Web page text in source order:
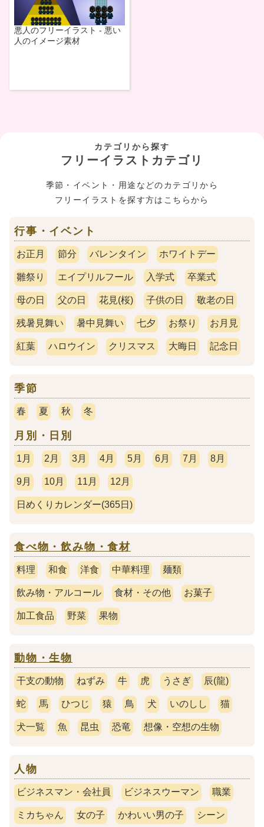
悪人のフリーイラスト - 悪い
人のイメージ素材
カテゴリから探す
フリーイラストカテゴリ
季節・イベント・用途などのカテゴリから
フリーイラストを探す方はこちらから
行事・イベント
お正月 節分 バレンタイン ホワイトデー
雛祭り エイプリルフール 入学式 卒業式
母の日 父の日 花見(桜) 子供の日 敬老の日
残暑見舞い 暑中見舞い 七夕 お祭り お月見
紅葉 ハロウイン クリスマス 大晦日 記念日
季節
春 夏 秋 冬
月別・日別
1月 2月 3月 4月 5月 6月 7月 8月
9月 10月 11月 12月
日めくりカレンダー(365日)
食べ物・飲み物・食材
料理 和食 洋食 中華料理 麺類
飲み物・アルコール 食材・その他 お菓子
加工食品 野菜 果物
動物・生物
干支の動物 ねずみ 牛 虎 うさぎ 辰(龍)
蛇 馬 ひつじ 猿 鳥 犬 いのしし 猫
犬一覧 魚 昆虫 恐竜 想像・空想の生物
人物
ビジネスマン・会社員 ビジネスウーマン 職業
ミカちゃん 女の子 かわいい男の子 シーン